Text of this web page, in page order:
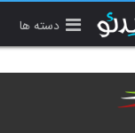
دسته ها